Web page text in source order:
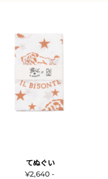
てぬぐい
¥2,640 -